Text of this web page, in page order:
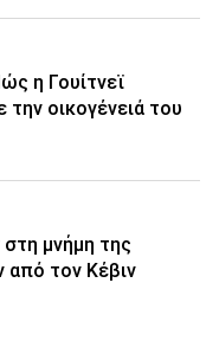
η Γουίτνεϊ
οικογένειά του
μνήμη της
από τον Κέβιν